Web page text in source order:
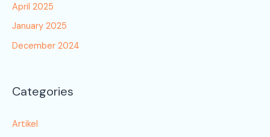
April 2025
January 2025
December 2024
Categories
Artikel